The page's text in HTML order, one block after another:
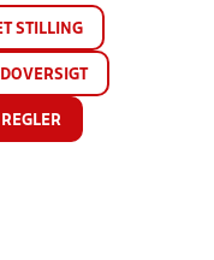
STILLING
REGLER